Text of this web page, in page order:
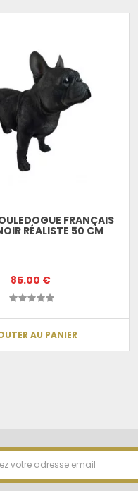
FRANÇAIS
RÉALISTE 50 CM
85.00 €
AU PANIER